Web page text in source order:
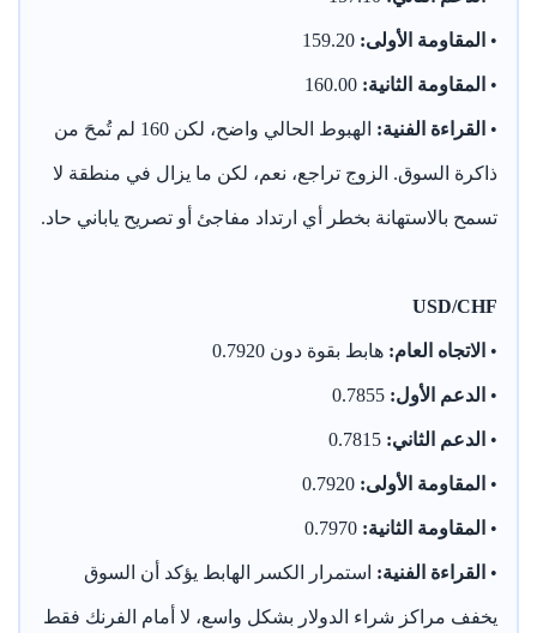
• المقاومة الأولى:
• المقاومة الثانية:
• القراءة الفنية: الهبوط الحالي واضح، لكن 160 لم تُمحَ من
ذاكرة السوق. الزوج تراجع، نعم، لكن ما يزال في منطقة لا
تسمح بالاستهانة بخطر أي ارتداد مفاجئ أو تصريح ياباني حاد.
USD/CHF
• الاتجاه العام: هابط بقوة دون 0.7920
• الدعم الأول:
• الدعم الثاني:
• المقاومة الأولى:
• المقاومة الثانية:
• القراءة الفنية: استمرار الكسر الهابط يؤكد أن السوق
يخفف مراكز شراء الدولار بشكل واسع، لا أمام الفرنك فقط